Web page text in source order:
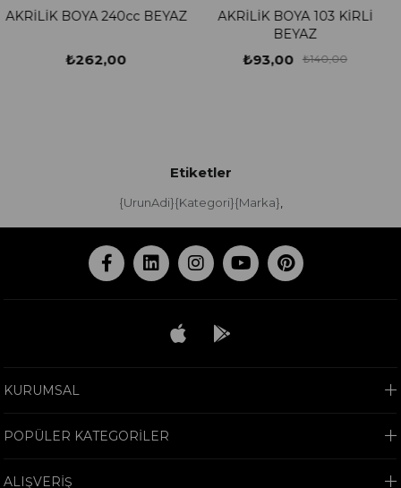
BEYAZ
AKRİLİK BOYA 103 KİRLİ
₺93,00
AKRİLİK BOYA
₺93,00
Etiketler
{UrunAdi}{Kategori}{Marka},
KURUMSAL
POPÜLER KATEGORİLER
ALIŞVERİŞ